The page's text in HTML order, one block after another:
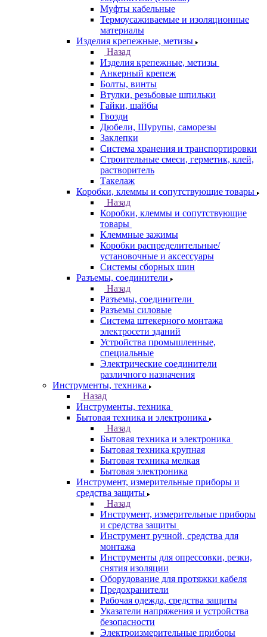
Муфты кабельные
Термоусаживаемые и изоляционные
материалы
Изделия крепежные, метизы
Назад
Изделия крепежные, метизы
Анкерный крепеж
Болты, винты
Втулки, резьбовые шпильки
Гайки, шайбы
Гвозди
Дюбели, Шурупы, саморезы
Заклепки
Система хранения и транспортировки
Строительные смеси, герметик, клей,
растворитель
Такелаж
Коробки, клеммы и сопутствующие товары
Назад
Коробки, клеммы и сопутствующие
товары
Клеммные зажимы
Коробки распределительные/
установочные и аксессуары
Системы сборных шин
Разъемы, соединители
Назад
Разъемы, соединители
Разъемы силовые
Система штекерного монтажа
электросети зданий
Устройства промышленные,
специальные
Электрические соединители
различного назначения
Инструменты, техника
Назад
Инструменты, техника
Бытовая техника и электроника
Назад
Бытовая техника и электроника
Бытовая техника крупная
Бытовая техника мелкая
Бытовая электроника
Инструмент, измерительные приборы и
средства защиты
Назад
Инструмент, измерительные приборы
и средства защиты
Инструмент ручной, средства для
монтажа
Инструменты для опрессовки, резки,
снятия изоляции
Оборудование для протяжки кабеля
Предохранители
Рабочая одежда, средства защиты
Указатели напряжения и устройства
безопасности
Электроизмерительные приборы